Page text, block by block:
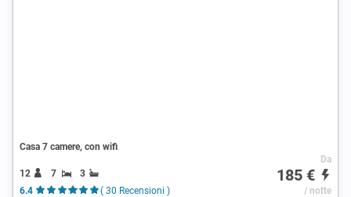
Casa 7 camere, con wifi
12 7
3
6.4
( 30 Recensioni )
Da
185 €
/ notte